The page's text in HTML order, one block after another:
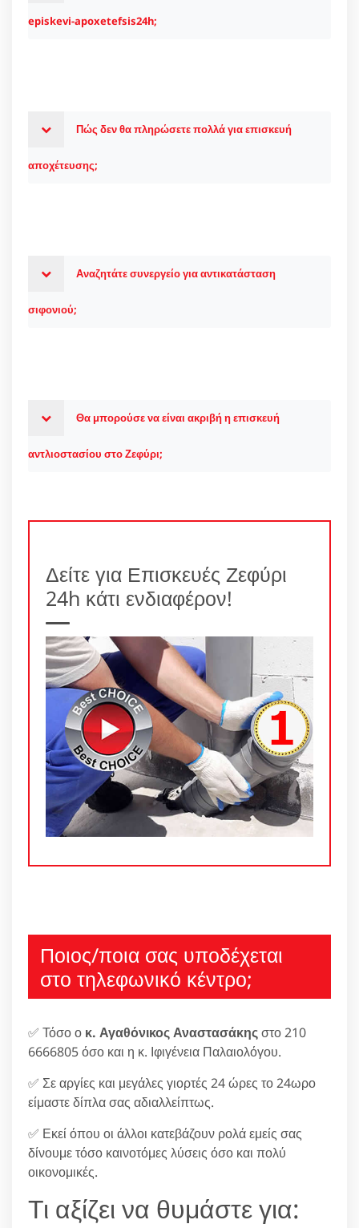
episkevi-apoxetefsis24h;
Πώς δεν θα πληρώσετε πολλά για επισκευή
αποχέτευσης;
Αναζητάτε συνεργείο για αντικατάσταση
σιφονιού;
Θα μπορούσε να είναι ακριβή η επισκευή
αντλιοστασίου στο Ζεφύρι;
Δείτε για Επισκευές Ζεφύρι
24h κάτι ενδιαφέρον!
Ποιος/ποια σας υποδέχεται
στο τηλεφωνικό κέντρο;
✅ Τόσο ο κ. Αγαθόνικος Αναστασάκηςστο 210
6666805 όσο και η κ. Ιφιγένεια Παλαιολόγου.
✅ Σε αργίες και μεγάλες γιορτές 24 ώρες το 24ωρο
είμαστε δίπλα σας αδιαλλείπτως.
✅ Εκεί όπου οι άλλοι κατεβάζουν ρολά εμείς σας
δίνουμε τόσο καινοτόμες λύσεις όσο και πολύ
οικονομικές.
Τι αξίζει να θυμάστε για: